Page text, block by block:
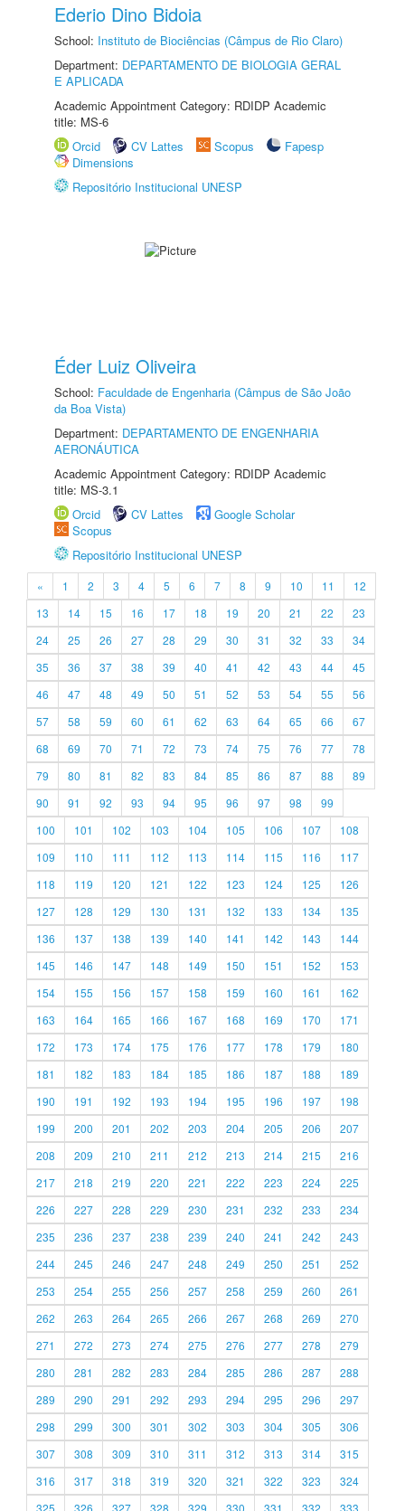
Ederio Dino Bidoia
School: Instituto de Biociências (Câmpus de Rio Claro)
Department: DEPARTAMENTO DE BIOLOGIA GERAL
E APLICADA
Academic Appointment Category: RDIDP Academic
title: MS-6
Orcid
CV Lattes Scopus
Fapesp
Dimensions
Repositório Institucional UNESP
Éder Luiz Oliveira
School: Faculdade de Engenharia (Câmpus de São João
da Boa Vista)
Department: DEPARTAMENTO DE ENGENHARIA
AERONÁUTICA
Academic Appointment Category: RDIDP Academic
title: MS-3.1
Orcid
CV Lattes
Google Scholar
Scopus
Repositório Institucional UNESP
« 1 2 3 4 5 6 7 8 9 10 11
12
13
14 15 16 17 18 19 20 21 22
23
24
25 26 27 28 29 30 31 32 33
34
35
36 37 38 39 40 41 42 43 44
45
46
47 48 49 50 51 52 53 54 55
56
57
58 59 60 61 62 63 64 65 66
67
68
69 70 71 72 73 74 75 76 77
78
79
80 81 82 83 84 85 86 87 88
89
90
91 92 93 94 95 96 97 98
99
100
101 102 103 104 105 106 107
108
109
110 111 112 113 114 115 116
117
118
119 120 121 122 123 124 125
126
127
128 129 130 131 132 133 134
135
136
137 138 139 140 141 142 143
144
145
146 147 148 149 150 151 152
153
154
155 156 157 158 159 160 161
162
163
164 165 166 167 168 169 170
171
172
173 174 175 176 177 178 179
180
181
182 183 184 185 186 187 188
189
190
191 192 193 194 195 196 197
198
199
200 201 202 203 204 205 206
207
208
209 210 211 212 213 214 215
216
217
218 219 220 221 222 223 224
225
226
227 228 229 230 231 232 233
234
235
236 237 238 239 240 241 242
243
244
245 246 247 248 249 250 251
252
253
254 255 256 257 258 259 260
261
262
263 264 265 266 267 268 269
270
271
272 273 274 275 276 277 278
279
280
281 282 283 284 285 286 287
288
289
290 291 292 293 294 295 296
297
298
299 300 301 302 303 304 305
306
307
308 309 310 311 312 313 314
315
316
317 318 319 320 321 322 323
324
325
326 327 328 329 330 331 332 333